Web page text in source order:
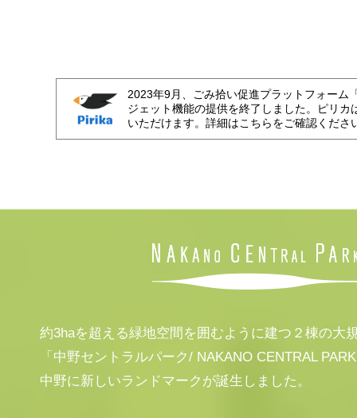
2023年9月、ごみ拾い促進プラットフォーム
ジェット機能の提供を終了しました。ピリカ
いただけます。詳細はこちらをご確認くださ
約3haを超える緑地空間を囲むように建つ２棟の大
「中野セントラルパーク/ NAKANO CENTRAL
中野に新しいランドマークが誕生しました。